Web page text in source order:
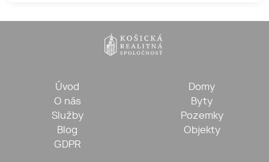
Úvod
O nás
Služby
Blog
GDPR
Domy
Byty
Pozemky
Objekty